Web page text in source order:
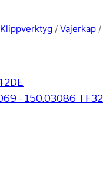
Klippverktyg / Vajerkap /